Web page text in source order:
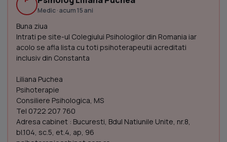
Medic · acum 15 ani
Buna ziua
Intrati pe site-ul Colegiului Psihologilor din Romania iar
acolo se afla lista cu toti psihoterapeutii acreditati
inclusiv din Constanta
Liliana Puchea
Psihoterapie
Consiliere Psihologica, MS
Tel 0722 207 760
Adresa cabinet : Bucuresti, Bdul Natiunile Unite, nr.8,
bl.104, sc.5, et.4, ap, 96